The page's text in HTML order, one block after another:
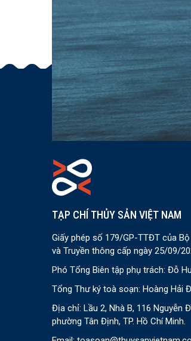
TẠP CHÍ THỦY SẢN VIỆT NAM
Giấy phép số 179/GP-TTĐT của
và Truyền thông cấp ngày 25/09/
Phó Tổng Biên tập phụ trách: Đỗ
Tổng Thư ký toà soạn: Hoàng Hải
Địa chỉ: Lầu 2, Nhà B, 116 Nguyễn
phường Tân Định, TP. Hồ Chí Minh.